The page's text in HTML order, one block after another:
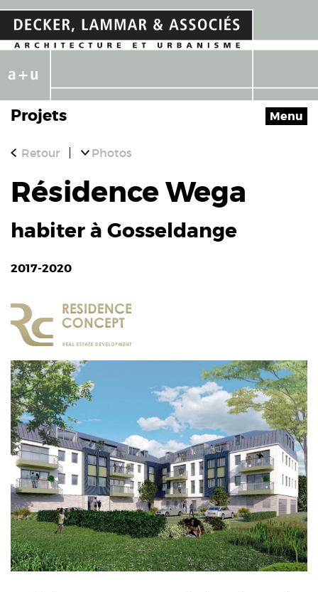
Projets Menu
Retour Photos
Résidence Wega
habiter à Gosseldange
2017-2020